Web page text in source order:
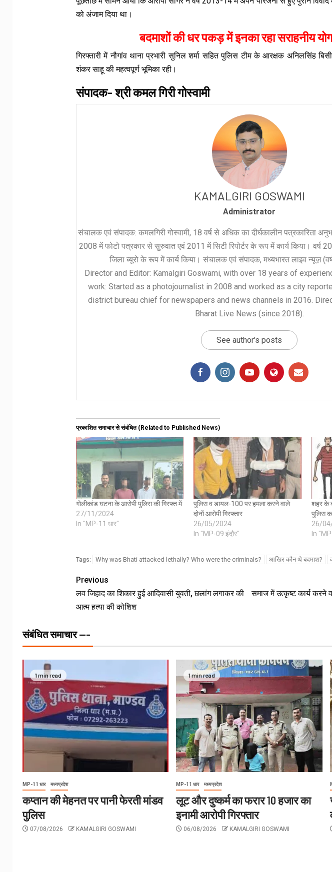
को अंजाम दिया था।
बदमाशों की धर पकड़ में इनका रहा सराहनीय
गिरफ्तारी में नौगांव थाना प्रभारी सुनिल शर्मा सहित पुलिस टीम के आरक्षक अनिलसिंह
शंकर साहू की महत्वपूर्ण भूमिका रही।
संपादक- श्री कमल गिरी गोस्वामी
KAMALGIRI GOSWAMI
Administrator
संचालक एवं संपादक: कमलगिरी गोस्वामी, 18 वर्ष से अधिक का दीर्घकालीन पत्रकारिता
2008 में फोटो पत्रकार से सुरुवात एवं 2011 में सिटी रिपोर्टर के रूप में कार्य किया।
जिला ब्यूरो के रूप में कार्य किया। संचालक एवं संपादक, मध्यभारत लाइव न्यूज़
Director and Editor: Kamalgiri Goswami, with over 18 years of
work: Started as a photojournalist in 2008 and worked as a city
district bureau chief for newspapers and news channels in 2016.
Bharat Live News (since 2018).
See author's posts
प्रकाशित समाचार से संबंधित (Related to Published News)
गोलीकांड घटना के आरोपी पुलिस की गिरफ्त में
27/11/2024
In "MP-11 धार"
पुलिस व डायल-100 पर हमला करने वाले
दोनों आरोपी गिरफ्तार
26/05/2024
In "MP-09 इंदौर"
शहर के
पुलिस
26/
In
Tags: Why was Bhati attacked lethally? Who were the criminals? आखिर कौन थे बदमाश?
Previous
लव जिहाद का शिकार हुई आदिवासी युवती, छलांग लगाकर की
आत्म हत्या की कोशिश
समाज में उत्कृष्ट कार्य करने
संबंधित समाचार ---
1 min read
MP-11 धार मध्यप्रदेश
कप्तान की मेहनत पर पानी फेरती मांडव
पुलिस
07/08/2026 KAMALGIRI GOSWAMI
1 min read
MP-11 धार मध्यप्रदेश
लूट और दुष्कर्म का फरार 10 हजार का
इनामी आरोपी गिरफ्तार
06/08/2026 KAMALGIRI GOSWAMI